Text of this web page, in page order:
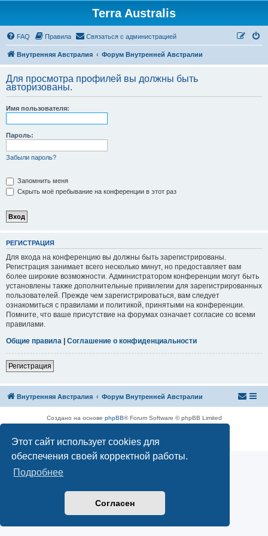
Этот сайт использует cookies для
обеспечения своей корректной работы.
Подробнее
Согласен
Terra Australis
FAQ Правила Связаться с администрацией
Внутренняя Австралия Форум Внутренней Австралии
Для просмотра профилей вы должны быть
авторизованы.
Имя пользователя:
Пароль:
Забыли пароль?
Запомнить меня
Скрыть моё пребывание на конференции в этот раз
РЕГИСТРАЦИЯ
Для входа на конференцию вы должны быть зарегистрированы.
Регистрация занимает всего несколько минут, но предоставляет вам
более широкие возможности. Администратором конференции могут быть
установлены также дополнительные привилегии для зарегистрированных
пользователей. Прежде чем зарегистрироваться, вам следует
ознакомиться с правилами и политикой, принятыми на конференции.
Помните, что ваше присутствие на форумах означает согласие со всеми
правилами.
Общие правила | Соглашение о конфиденциальности
Регистрация
Внутренняя Австралия Форум Внутренней Австралии
Создано на основе phpBB® Forum Software © phpBB Limited
Конфиденциальность|Правила